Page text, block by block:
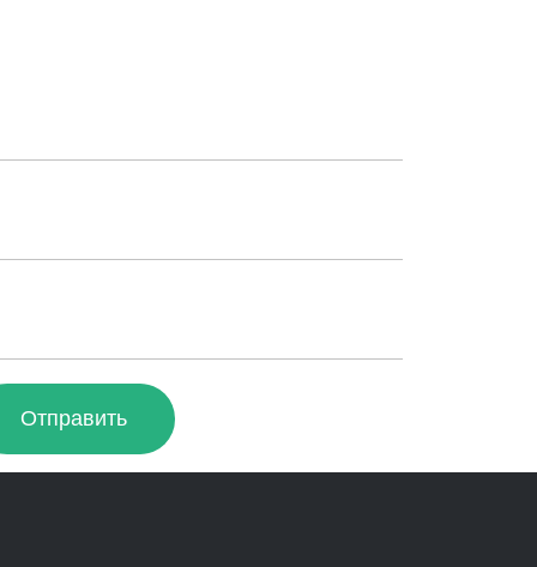
Отправить